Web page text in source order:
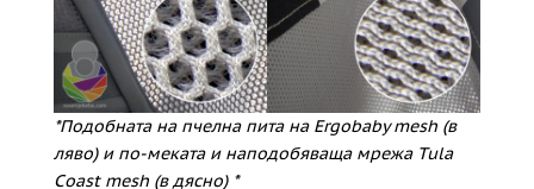
*Подобната на пчелна пита на Ergobaby mesh (в
ляво) и по-меката и наподобяваща мрежа Tula
Coast mesh (в дясно) *